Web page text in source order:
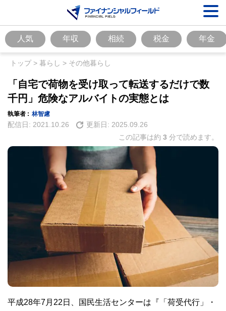
人気 年収 相続 税金 年金
トップ> 暮らし > その他暮らし
「自宅で荷物を受け取って転送するだけで数
千円」危険なアルバイトの実態とは
執筆者 : 林智慮
配信日: 2021.10.26 更新日: 2025.09.26
この記事は約 3 分で読めます。
平成28年7月22日、国民生活センターは『「荷受代行」・